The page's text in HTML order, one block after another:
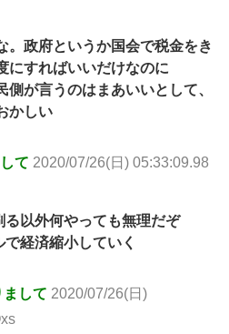
。政府というか国会で税金をき
にすればいいだけなのに
側が言うのはまあいいとして、
かしい
て 2020/07/26(日) 05:33:09.98
以外何やっても無理だぞ
経済縮小していく
して 2020/07/26(日)